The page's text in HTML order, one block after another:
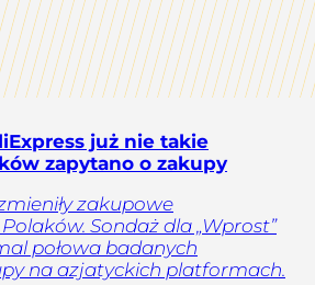
już nie takie
zapytano o zakupy
zakupowe
Sondaż dla „Wprost”
połowa badanych
na azjatyckich platformach.